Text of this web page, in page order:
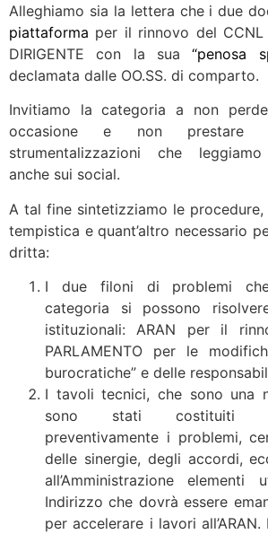
Alleghiamo sia la lettera che i due
piattaforma per il rinnovo del CCNL
DIRIGENTE con la sua“penosa
declamata dalle OO.SS. di comparto.
Invitiamo la categoria a non
occasione e non
strumentalizzazioni che leggiamo
anche sui social.
A tal fine sintetizziamo le
tempistica e quant’altro necessario
dritta:
I due filoni di problemi
categoria si possono
istituzionali: ARAN per il
PARLAMENTO per le
burocratiche” e delle
I tavoli tecnici, che sono una
sono stati costituiti
preventivamente i problemi,
delle sinergie, degli accordi,
all’Amministrazione
Indirizzo che dovrà essere
per accelerare i lavori all’ARAN.